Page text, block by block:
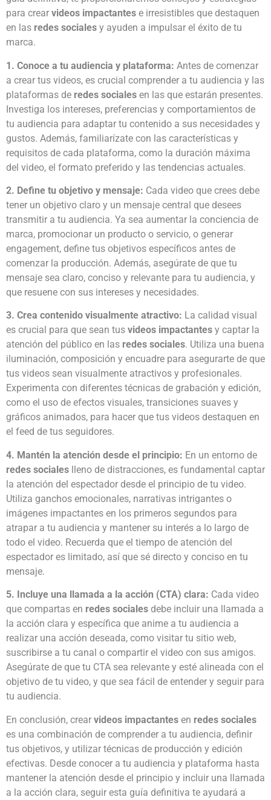
para crear videos impactantes e irresistibles que destaquen
en las redes sociales y ayuden a impulsar el éxito de tu
marca.
1. Conoce a tu audiencia y plataforma: Antes de comenzar
a crear tus videos, es crucial comprender a tu audiencia y las
plataformas de redes sociales en las que estarán presentes.
Investiga los intereses, preferencias y comportamientos de
tu audiencia para adaptar tu contenido a sus necesidades y
gustos. Además, familiarízate con las características y
requisitos de cada plataforma, como la duración máxima
del video, el formato preferido y las tendencias actuales.
2. Define tu objetivo y mensaje: Cada video que crees debe
tener un objetivo claro y un mensaje central que desees
transmitir a tu audiencia. Ya sea aumentar la conciencia de
marca, promocionar un producto o servicio, o generar
engagement, define tus objetivos específicos antes de
comenzar la producción. Además, asegúrate de que tu
mensaje sea claro, conciso y relevante para tu audiencia, y
que resuene con sus intereses y necesidades.
3. Crea contenido visualmente atractivo: La calidad visual
es crucial para que sean tus videos impactantes y captar la
atención del público en las redes sociales. Utiliza una buena
iluminación, composición y encuadre para asegurarte de que
tus videos sean visualmente atractivos y profesionales.
Experimenta con diferentes técnicas de grabación y edición,
como el uso de efectos visuales, transiciones suaves y
gráficos animados, para hacer que tus videos destaquen en
el feed de tus seguidores.
4. Mantén la atención desde el principio: En un entorno de
redes sociales lleno de distracciones, es fundamental captar
la atención del espectador desde el principio de tu video.
Utiliza ganchos emocionales, narrativas intrigantes o
imágenes impactantes en los primeros segundos para
atrapar a tu audiencia y mantener su interés a lo largo de
todo el video. Recuerda que el tiempo de atención del
espectador es limitado, así que sé directo y conciso en tu
mensaje.
5. Incluye una llamada a la acción (CTA) clara: Cada video
que compartas en redes sociales debe incluir una llamada a
la acción clara y específica que anime a tu audiencia a
realizar una acción deseada, como visitar tu sitio web,
suscribirse a tu canal o compartir el video con sus amigos.
Asegúrate de que tu CTA sea relevante y esté alineada con el
objetivo de tu video, y que sea fácil de entender y seguir para
tu audiencia.
En conclusión, crear videos impactantes en redes sociales
es una combinación de comprender a tu audiencia, definir
tus objetivos, y utilizar técnicas de producción y edición
efectivas. Desde conocer a tu audiencia y plataforma hasta
mantener la atención desde el principio y incluir una llamada
a la acción clara, seguir esta guía definitiva te ayudará a